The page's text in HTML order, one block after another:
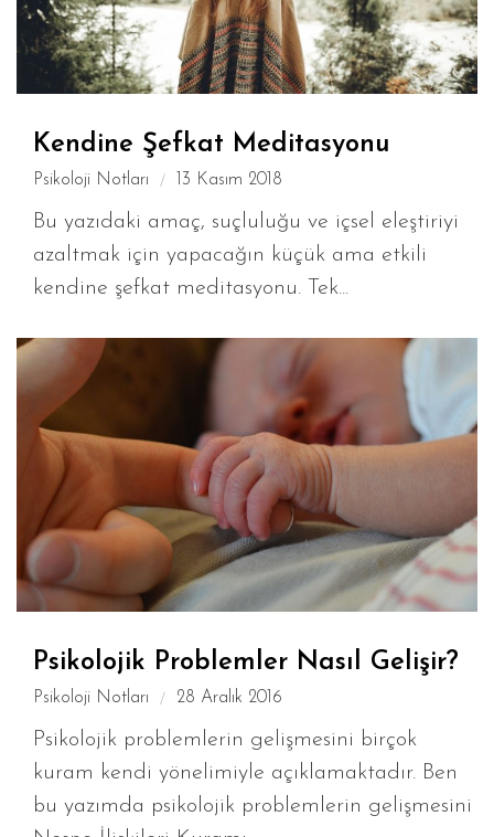
Kendine Şefkat Meditasyonu
Psikoloji Notları 13 Kasım 2018
Bu yazıdaki amaç, suçluluğu ve içsel eleştiriyi
azaltmak için yapacağın küçük ama etkili
kendine şefkat meditasyonu. Tek...
Psikolojik Problemler Nasıl Gelişir?
Psikoloji Notları 28 Aralık 2016
Psikolojik problemlerin gelişmesini birçok
kuram kendi yönelimiyle açıklamaktadır. Ben
bu yazımda psikolojik problemlerin gelişmesini